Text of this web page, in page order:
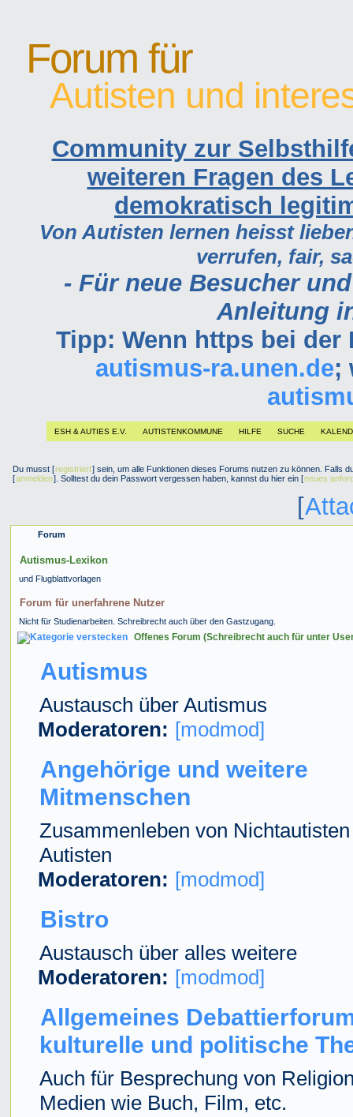
Forum für
Autisten und
Community zur
weiteren Fragen des
demokratisch
Von Autisten lernen heisst
verrufen, fair,
- Für neue Besucher
Anleitung
Tipp: Wenn https bei
autismus-ra.unen.de;
ESH & AUTIES E.V. AUTISTENKOMMUNE HILFE SUCHE
Du musst [registriert] sein, um alle Funktionen dieses Forums nutzen zu können. Falls
[anmelden]. Solltest du dein Passwort vergessen haben, kannst du hier ein [neues
[
Forum
Autismus-Lexikon
und Flugblattvorlagen
Forum für unerfahrene Nutzer
Nicht für Studienarbeiten. Schreibrecht auch über den Gastzugang.
Offenes Forum (Schreibrecht auch für unter
Autismus
Austausch über Autismus
Moderatoren: [modmod]
Angehörige und weitere
Mitmenschen
Zusammenleben von
Autisten
Moderatoren: [modmod]
Bistro
Austausch über alles weitere
Moderatoren: [modmod]
Allgemeines
kulturelle und politische
Auch für Besprechung von
Medien wie Buch, Film, etc.